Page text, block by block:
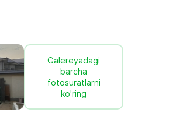
Galereyadagi
barcha
fotosuratlarni
ko'ring